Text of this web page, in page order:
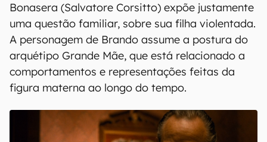
Bonasera (Salvatore Corsitto) expõe justamente
uma questão familiar, sobre sua filha violentada.
A personagem de Brando assume a postura do
arquétipo Grande Mãe, que está relacionado a
comportamentos e representações feitas da
figura materna ao longo do tempo.